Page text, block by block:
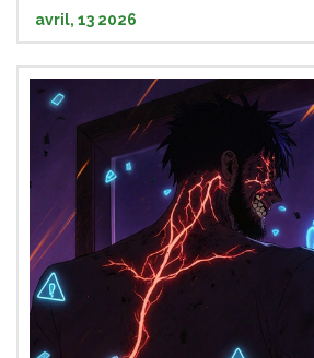
avril, 13 2026